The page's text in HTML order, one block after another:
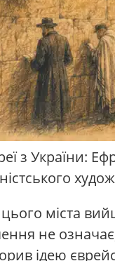
з України:
міста
не
ідею